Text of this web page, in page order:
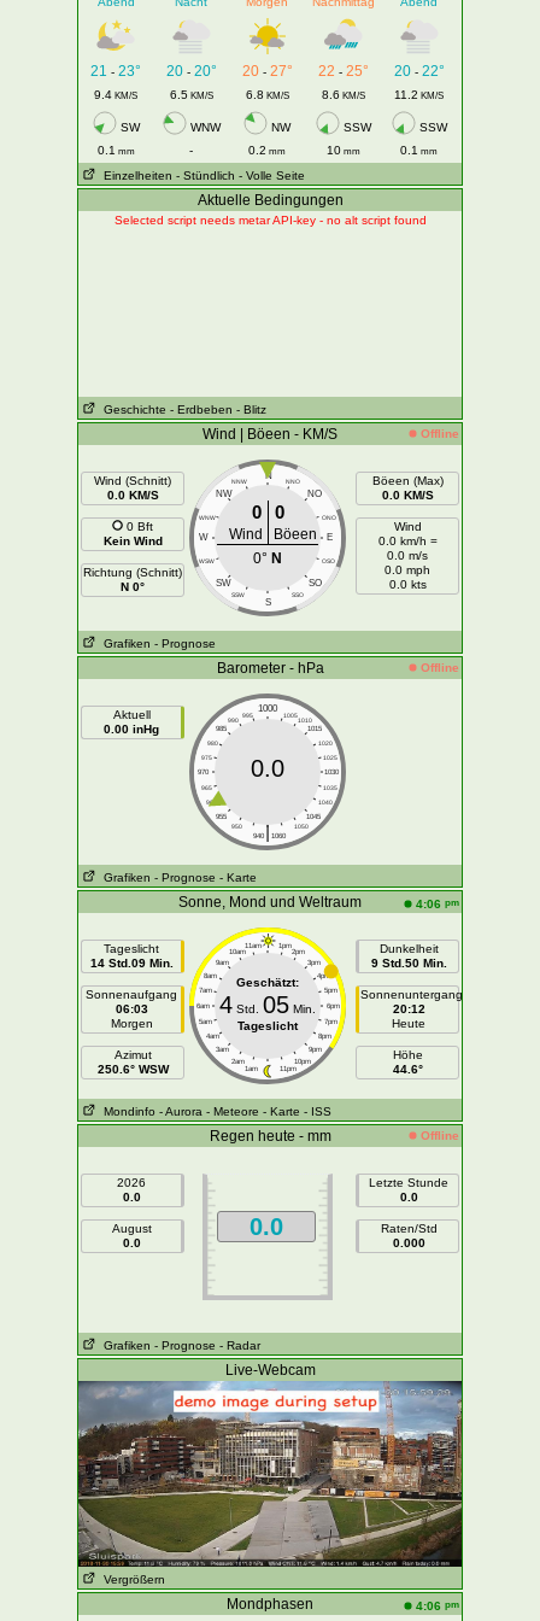
21 - 23° 20- 20° 20- 27° 22 - 25° 20- 22°
9.4 KM/S 6.5KM/S 6.8 KM/S 8.6 KM/S 11.2 KM/S
SW WNW NW SSW
SSW
0.1 mm - 0.2 mm 10mm 0.1 mm
Einzelheiten - Stündlich - Volle Seite
Aktuelle Bedingungen
Selected script needs metar API-key - no alt script found
Geschichte - Erdbeben - Blitz
Wind | Böeen - KM/S Offline
Wind (Schnitt)
0.0 KM/S
0 Bft
Kein Wind
Richtung (Schnitt)
N 0°
N
NNW NNO
NW NO
WNW ONO
W E
WSW OSO
SW SO
SSW SSO
S
0 0
Wind
Böeen
0° N
Böeen (Max)
0.0 KM/S
Wind
0.0 km/h =
0.0 m/s
0.0 mph
0.0 kts
Grafiken - Prognose
Barometer - hPa Offline
Aktuell
0.00 inHg
1000
995 1005
990
1010
985
1015
980
1020
975
1025
970
1030
965
1035
960
1040
955
1045
950
1050
|
940 1060
0.0
Grafiken - Prognose - Karte
Sonne, Mond und Weltraum 4:06 pm
Tageslicht
14 Std.09 Min.
Sonnenaufgang
06:03
Morgen
Azimut
250.6° WSW
11am 1pm
10am 2pm
9am 3pm
8am 4pm
7am 5pm
6am 6pm
5am 7pm
4am 8pm
3am 9pm
2am 10pm
1am 11pm
Geschätzt:
4 Std. 05 Min.
Tageslicht
Dunkelheit
9 Std.50 Min.
Sonnenuntergang
20:12
Heute
Höhe
44.6°
Mondinfo - Aurora - Meteore - Karte - ISS
Regen heute - mm Offline
2026
0.0
August
0.0
0.0
Letzte Stunde
0.0
Raten/Std
0.000
Grafiken - Prognose - Radar
Live-Webcam
Vergrößern
Mondphasen 4:06 pm